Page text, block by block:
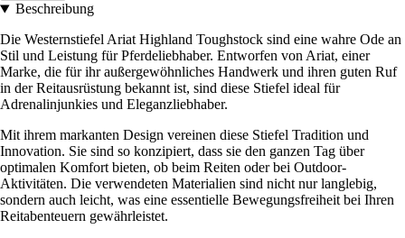
Beschreibung
Die Westernstiefel Ariat Highland Toughstock sind eine wahre Ode an
Stil und Leistung für Pferdeliebhaber. Entworfen von Ariat, einer
Marke, die für ihr außergewöhnliches Handwerk und ihren guten Ruf
in der Reitausrüstung bekannt ist, sind diese Stiefel ideal für
Adrenalinjunkies und Eleganzliebhaber.
Mit ihrem markanten Design vereinen diese Stiefel Tradition und
Innovation. Sie sind so konzipiert, dass sie den ganzen Tag über
optimalen Komfort bieten, ob beim Reiten oder bei Outdoor-
Aktivitäten. Die verwendeten Materialien sind nicht nur langlebig,
sondern auch leicht, was eine essentielle Bewegungsfreiheit bei Ihren
Reitabenteuern gewährleistet.